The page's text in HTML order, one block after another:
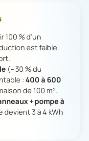
% d’un
est faible
(~30 % du
:400 à 600
de 100 m².
+ pompe à
devient 3 à 4 kWh